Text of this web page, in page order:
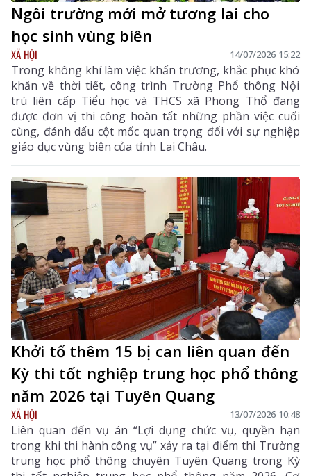
Ngôi trường mới mở tương lai cho
học sinh vùng biên
XÃ HỘI 14/07/2026 15:22
Trong không khí làm việc khẩn trương, khắc phục khó
khăn về thời tiết, công trình Trường Phổ thông Nội
trú liên cấp Tiểu học và THCS xã Phong Thổ đang
được đơn vị thi công hoàn tất những phần việc cuối
cùng, đánh dấu cột mốc quan trọng đối với sự nghiệp
giáo dục vùng biên của tỉnh Lai Châu.
Khởi tố thêm 15 bị can liên quan đến
Kỳ thi tốt nghiệp trung học phổ thông
năm 2026 tại Tuyên Quang
XÃ HỘI 13/07/2026 10:48
Liên quan đến vụ án “Lợi dụng chức vụ, quyền hạn
trong khi thi hành công vụ” xảy ra tại điểm thi Trường
trung học phổ thông chuyên Tuyên Quang trong Kỳ